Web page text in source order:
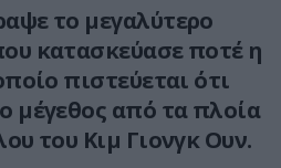
το μεγαλύτερο
κατασκεύασε ποτέ η
πιστεύεται ότι
μέγεθος από τα πλοία
του Κιμ Γιονγκ Ουν.